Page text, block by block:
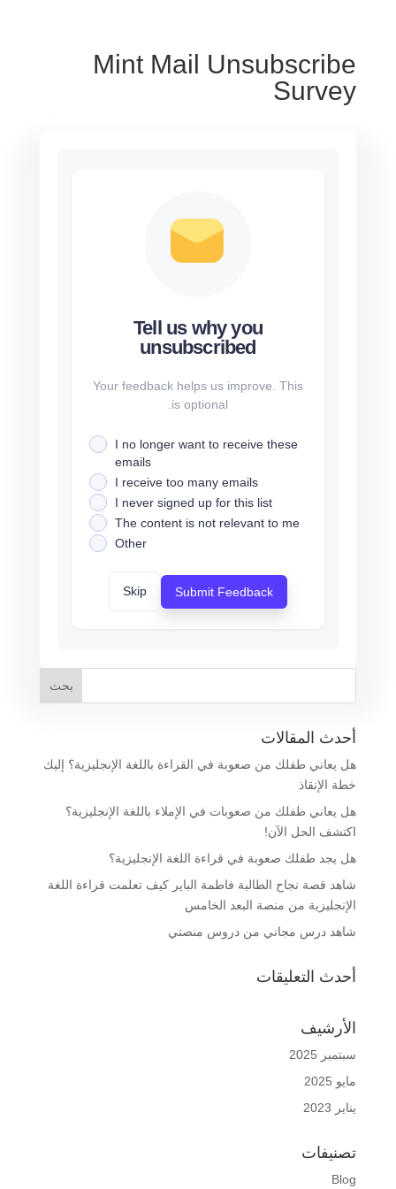
Mint Mail Unsubscribe
Survey
Tell us why you
unsubscribed
Your feedback helps us improve. This
is optional.
I no longer want to receive these
emails
I receive too many emails
I never signed up for this list
The content is not relevant to me
Other
Submit Feedback
Skip
أحدث المقالات
هل يعاني طفلك من صعوبة في القراءة باللغة الإنجليزية؟ إليك
خطة الإنقاذ
هل يعاني طفلك من صعوبات في الإملاء باللغة الإنجليزية؟
اكتشف الحل الآن!
هل يجد طفلك صعوبة في قراءة اللغة الإنجليزية؟
شاهد قصة نجاح الطالبة فاطمة الباير كيف تعلمت قراءة اللغة
الإنجليزية من منصة البعد الخامس
شاهد درس مجاني من دروس منصتي
أحدث التعليقات
الأرشيف
سبتمبر 2025
مايو 2025
يناير 2023
تصنيفات
Blog